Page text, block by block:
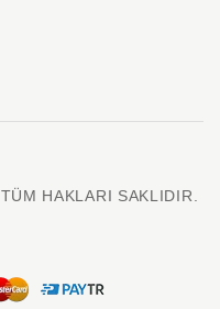
TÜM HAKLARI SAKLIDIR.